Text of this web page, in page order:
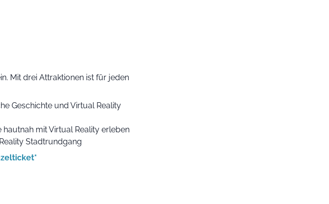
Mit drei Attraktionen ist für jeden
Geschichte und Virtual Reality
hautnah mit Virtual Reality erleben
Stadtrundgang